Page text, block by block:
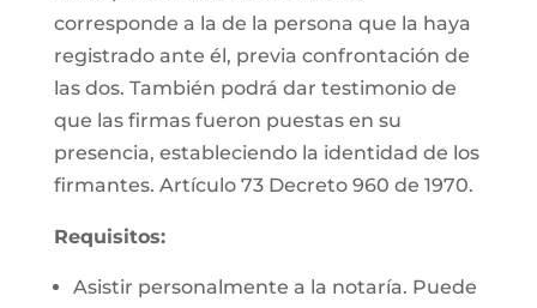
corresponde a la de la persona que la haya
registrado ante él, previa confrontación de
las dos. También podrá dar testimonio de
que las firmas fueron puestas en su
presencia, estableciendo la identidad de los
firmantes. Artículo 73 Decreto 960 de 1970.
Requisitos:
Asistir personalmente a la notaría. Puede